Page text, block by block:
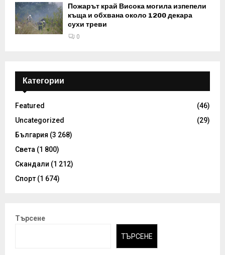
Пожарът край Висока могила изпепели
къща и обхвана около 1200 декара
сухи треви
0
Категории
Featured
(46)
Uncategorized
(29)
България (3 268)
Света (1 800)
Скандали (1 212)
Спорт (1 674)
Търсене
ТЪРСЕНЕ